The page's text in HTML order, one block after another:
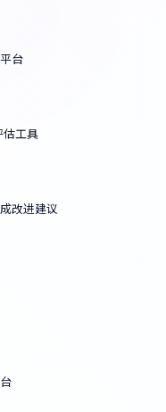
台
估工具
改进建议